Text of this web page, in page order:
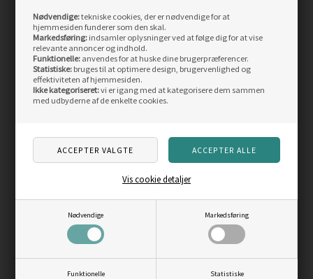
Nødvendige:tekniske cookies, der er nødvendige for at
hjemmesiden funderer som den skal.
Markedsføring: indsamler oplysninger ved at følge dig for at vise
relevante annoncer og indhold.
Funktionelle: anvendes for at huske dine brugerpræferencer.
Statistiske: bruges til at optimere design, brugervenlighed og
effektiviteten af hjemmesiden.
Ikke kategoriseret:vi er igang med at kategorisere dem sammen
med udbyderne af de enkelte cookies.
Nødvendige Markedsføring
Funktionelle Statistiske
Vis cookie detaljer
Skarp
pris
Fjällräven Vardag
Splitpack 45
LÆS MERE
pris
Weather Report Bronze
PU rygsæk 20L
Vejl. pris
LÆS MERE
SIDST SETE PRODUKTER